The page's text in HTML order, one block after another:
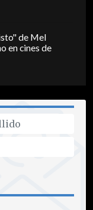
de Mel
en cines de